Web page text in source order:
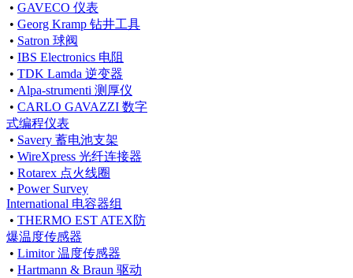
• GAVECO 仪表
• Georg Kramp 钻井工具
• Satron 球阀
• IBS Electronics 电阻
• TDK Lamda 逆变器
• Alpa-strumenti 测厚仪
• CARLO GAVAZZI 数字
式编程仪表
• Savery 蓄电池支架
• WireXpress 光纤连接器
• Rotarex 点火线圈
• Power Survey
International 电容器组
• THERMO EST ATEX防
爆温度传感器
• Limitor 温度传感器
• Hartmann & Braun 驱动